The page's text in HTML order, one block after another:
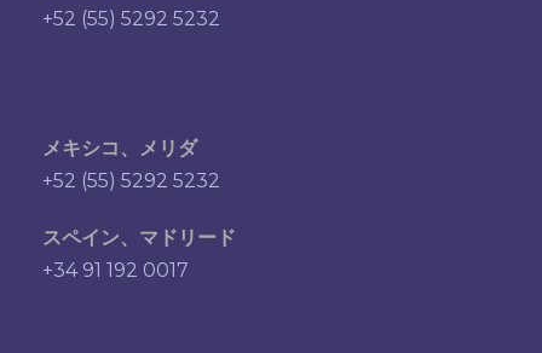
+52 (55) 5292 5232
メキシコ、メリダ
+52 (55) 5292 5232
スペイン、マドリード
+34 91 192 0017